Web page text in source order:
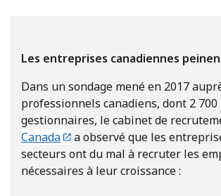
Les entreprises canadiennes
Dans un sondage mené en 2017
professionnels canadiens, dont 2 700
gestionnaires, le cabinet de
Canada
a observé que les
secteurs ont du mal à recruter les
nécessaires à leur croissance :